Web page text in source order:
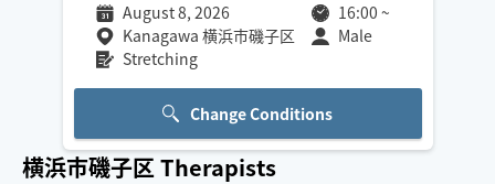
August 8, 2026 16:00 ~
Kanagawa 横浜市磯子区
Male
Stretching
Change Conditions
横浜市磯子区Therapists